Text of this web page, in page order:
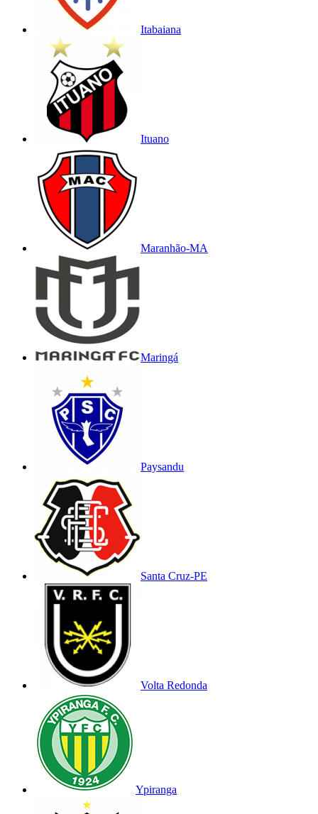
Itabaiana
Ituano
Maranhão-MA
Maringá
Paysandu
Santa Cruz-PE
Volta Redonda
Ypiranga